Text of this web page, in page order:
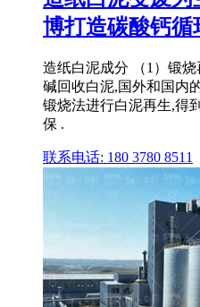
博打造碳酸钙循
造纸白泥成分 （1）锻
碱回收白泥,国外和国内
锻烧法进行白泥再生,得
保 .
联系电话: 180 3780 8511